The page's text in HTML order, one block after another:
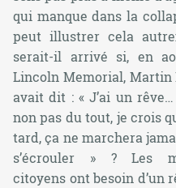
qui manque dans la
peut illustrer cela
serait-il arrivé si, en
Lincoln Memorial, Martin
avait dit : « J’ai un
non pas du tout, je crois
tard, ça ne marchera
s’écrouler » ? Les
citoyens ont besoin d’un